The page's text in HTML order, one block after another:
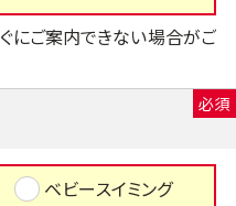
にご案内できない場合がご
ベビースイミング